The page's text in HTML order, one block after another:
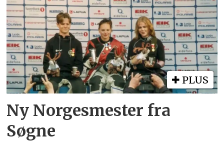
PLUS
Ny Norgesmester fra
Søgne